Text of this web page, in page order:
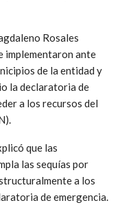
Rosales
implementaron ante
de la entidad y
la declaratoria de
a los recursos del
que las
las sequías por
a los
de emergencia.